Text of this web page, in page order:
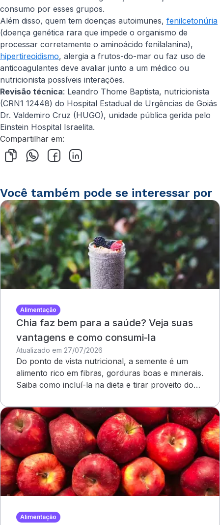
consumo por esses grupos.
Além disso, quem tem doenças autoimunes, fenilcetonúria
(doença genética rara que impede o organismo de
processar corretamente o aminoácido fenilalanina),
hipertireoidismo, alergia a frutos-do-mar ou faz uso de
anticoagulantes deve avaliar junto a um médico ou
nutricionista possíveis interações.
Revisão técnica: Leandro Thome Baptista, nutricionista
(CRN1 12448) do Hospital Estadual de Urgências de Goiás
Dr. Valdemiro Cruz (HUGO), unidade pública gerida pelo
Einstein Hospital Israelita.
Compartilhar em:
Você também pode se interessar por
Alimentação
Chia faz bem para a saúde? Veja suas
vantagens e como consumi-la
Atualizado em 27/07/2026
Do ponto de vista nutricional, a semente é um
alimento rico em fibras, gorduras boas e minerais.
Saiba como incluí-la na dieta e tirar proveito dos
Alimentação